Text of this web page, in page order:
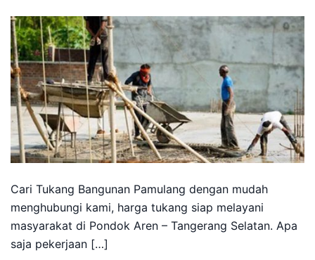
Cari Tukang Bangunan Pamulang dengan mudah
menghubungi kami, harga tukang siap melayani
masyarakat di Pondok Aren – Tangerang Selatan. Apa
saja pekerjaan […]